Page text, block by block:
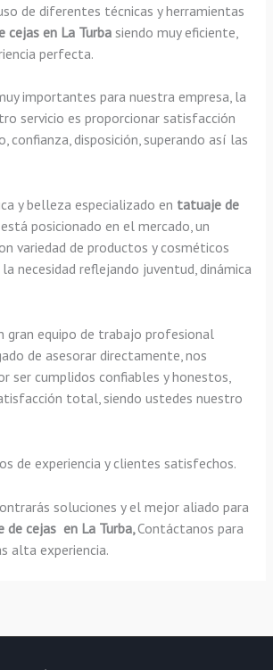
de diferentes técnicas y herramientas
cejas en La Turbasiendo muy eficiente,
perfecta.
importantes para nuestra empresa, la
servicio es proporcionar satisfacción
confianza, disposición, superando así las
y belleza especializado en tatuaje de
posicionado en el mercado, un
variedad de productos y cosméticos
necesidad reflejando juventud, dinámica
gran equipo de trabajo profesional
de asesorar directamente, nos
ser cumplidos confiables y honestos,
total, siendo ustedes nuestro
de experiencia y clientes satisfechos.
soluciones y el mejor aliado para
de cejas en La Turba,Contáctanos para
alta experiencia.